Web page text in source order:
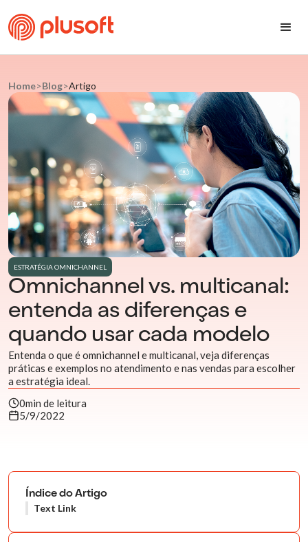
Home>Blog>Artigo
ESTRATÉGIA OMNICHANNEL
Omnichannel vs. multicanal:
entenda as diferenças e
quando usar cada modelo
Entenda o que é omnichannel e multicanal, veja diferenças
práticas e exemplos no atendimento e nas vendas para escolher
a estratégia ideal.
0min de leitura
5/9/2022
Índice do Artigo
Text Link